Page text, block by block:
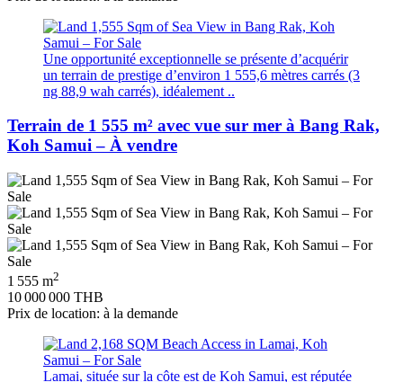
Une opportunité exceptionnelle se présente d’acquérir
un terrain de prestige d’environ 1 555,6 mètres carrés (3
ng 88,9 wah carrés), idéalement ..
Terrain de 1 555 m² avec vue sur mer à Bang Rak,
Koh Samui – À vendre
1 555 m2
10 000 000 THB
Prix de location: à la demande
Lamai, située sur la côte est de Koh Samui, est réputée